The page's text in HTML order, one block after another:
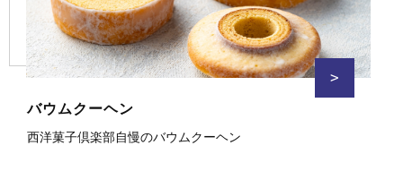
>
バウムクーヘン
西洋菓子倶楽部自慢のバウムクーヘン